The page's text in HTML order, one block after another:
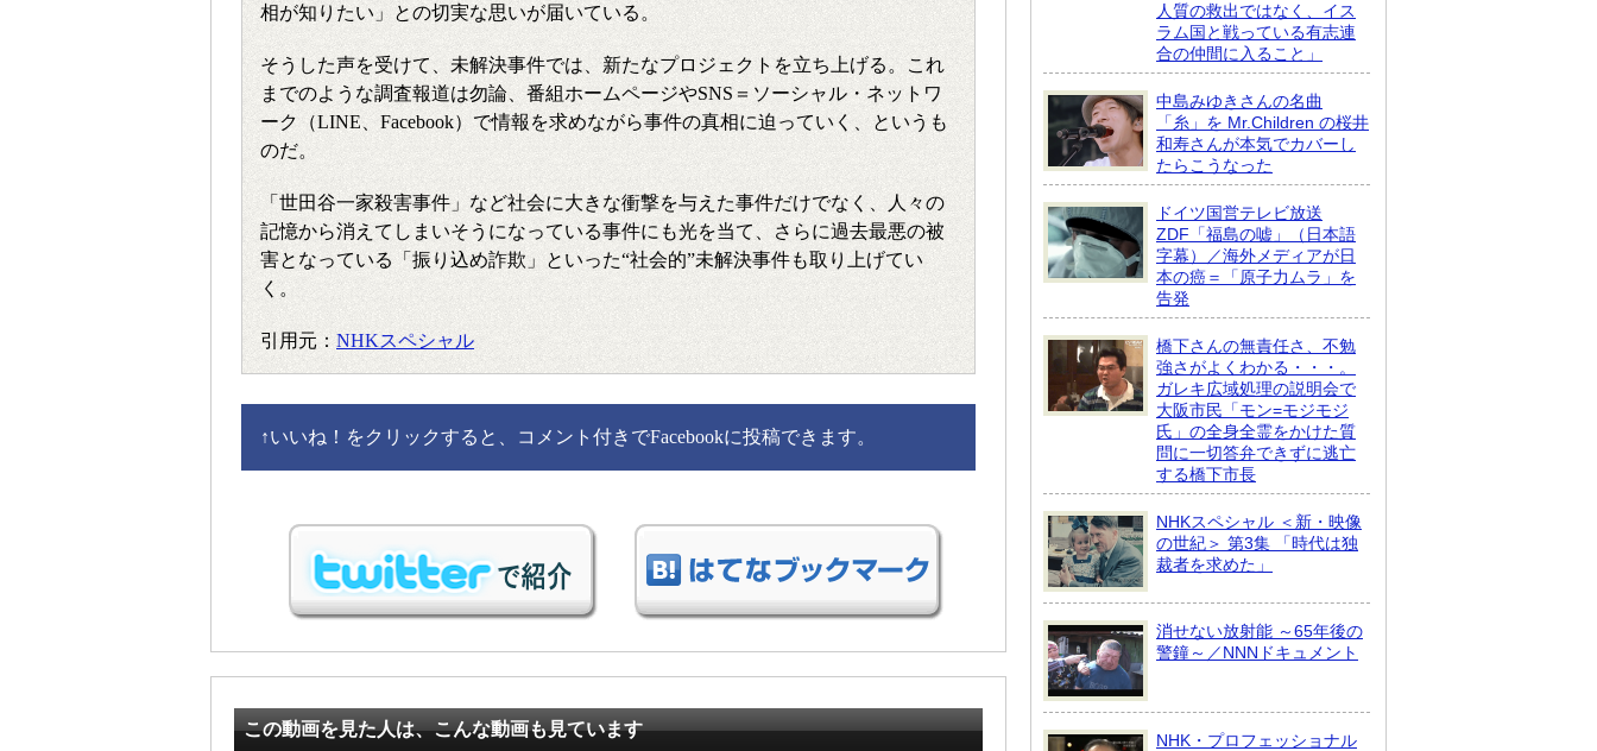
相が知りたい」との切実な思いが届いている。
そうした声を受けて、未解決事件では、新たなプロジェクトを立ち上げる。これ
までのような調査報道は勿論、番組ホームページやSNS＝ソーシャル・ネットワ
ーク（LINE、Facebook）で情報を求めながら事件の真相に迫っていく、というも
のだ。
「世田谷一家殺害事件」など社会に大きな衝撃を与えた事件だけでなく、人々の
記憶から消えてしまいそうになっている事件にも光を当て、さらに過去最悪の被
害となっている「振り込め詐欺」といった“社会的”未解決事件も取り上げてい
く。
引用元： NHKスペシャル
↑いいね！をクリックすると、コメント付きでFacebookに投稿できます。
この動画を見た人は、こんな動画も見ています
人質の救出ではなく、イス
ラム国と戦っている有志連
合の仲間に入ること」
中島みゆきさんの名曲
「糸」を Mr.Children の桜井
和寿さんが本気でカバーし
たらこうなった
ドイツ国営テレビ放送
ZDF「福島の嘘」（日本語
字幕）／海外メディアが日
本の癌＝「原子力ムラ」を
告発
橋下さんの無責任さ、不勉
強さがよくわかる・・・。
ガレキ広域処理の説明会で
大阪市民「モン=モジモジ
氏」の全身全霊をかけた質
問に一切答弁できずに逃亡
する橋下市長
NHKスペシャル ＜新・映像
の世紀＞ 第3集 「時代は独
裁者を求めた」
消せない放射能 ～65年後の
警鐘～／NNNドキュメント
NHK・プロフェッショナル